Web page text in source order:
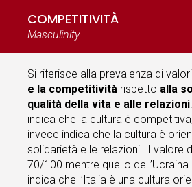
COMPETITIVITÀ
Masculinity
Si riferisce alla prevalenza di
e la competitività rispetto alla
qualità della vita e alle relazioni
indica che la cultura è
invece indica che la cultura è
solidarietà e le relazioni. Il valore
70/100 mentre quello
indica che l’Italia è una cultura